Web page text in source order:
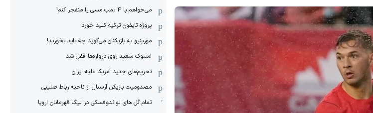
می‌خواهم با 4 بمب مسی را منفجر کنم!
پروژه تایفون ترکیه کلید خورد
مورینیو به بازیکنان می‌گوید چه باید بخورند!
استوک سعید روی دروازه‌ها قفل شد
تحریم‌های جدید آمریکا علیه ایران
مصدومیت بازیکن آرسنال از ناحیه رباط صلیبی
تمام گل های لواندوفسکی در لیگ قهرمانان اروپا